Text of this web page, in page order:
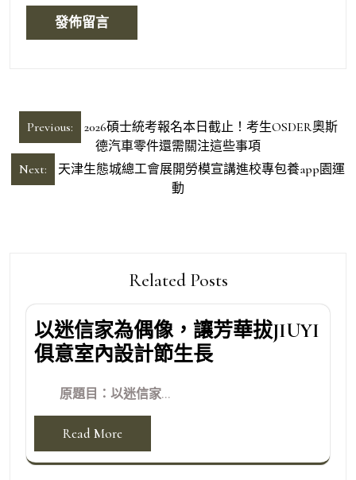
文
章
導
Previous:
2026碩士統考報名本日截止！考生OSDER奧斯
德汽車零件還需關注這些事項
Next:
天津生態城總工會展開勞模宣講進校專包養app園運
動
Related Posts
以迷信家為偶像，讓芳華拔JIUYI
俱意室內設計節生長
原題目：以迷信家...
Read More